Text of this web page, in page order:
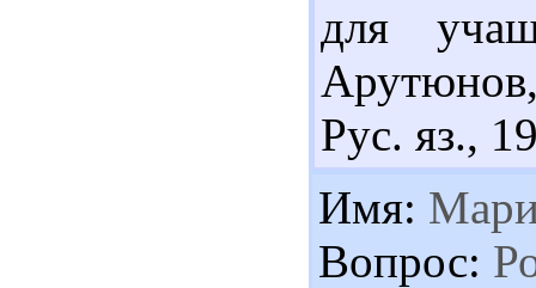
для
Рус. яз.,
Имя:
Вопрос: